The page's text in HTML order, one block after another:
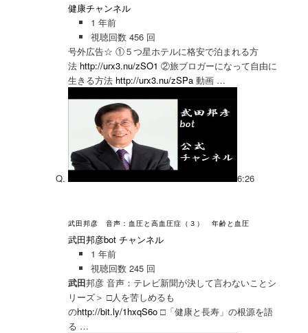
健康チャンネル
1 年前
視聴回数 456 回
号外広告☆ ①５つ星ホテルに格安で泊まれる方
法 http://urx3.nu/zSO1 ②旅ブロガーになって自由に
生きる方法 http://urx3.nu/zSPa 動画 …
6:26
武田邦彦 音声：血圧と高血圧症（３） 年齢と血圧
武田邦彦bot チャンネル
1 年前
視聴回数 245 回
武田邦彦 音声：テレビ新聞が決して言わないことシ
リーズ＞ □人を苦しめるも
のhttp://bit.ly/1hxqS6o □「健康と長寿」の根源を語
る …